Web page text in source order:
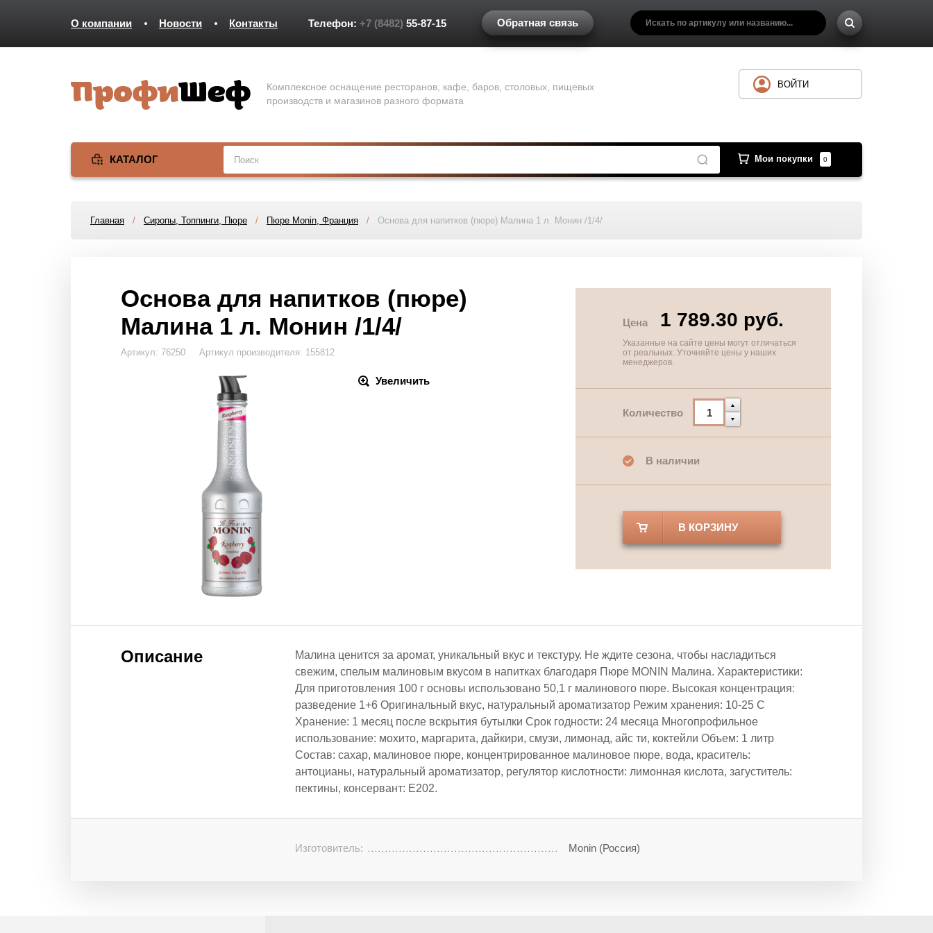
О компании Новости Контакты Телефон: +7 (8482) 55-87-15 Обратная связь
Комплексное оснащение ресторанов, кафе, баров, столовых, пищевых
производств и магазинов разного формата
КАТАЛОГ Мои покупки 0
ВОЙТИ
Главная / Сиропы, Топпинги, Пюре / Пюре Monin, Франция / Основа для напитков (пюре) Малина 1 л. Монин /1/4/
Основа для напитков (пюре)
Малина 1 л. Монин /1/4/
Артикул: 76250 Артикул производителя: 155812
Увеличить
Цена 1 789.30 руб.
Указанные на сайте цены могут отличаться
от реальных. Уточняйте цены у наших
менеджеров.
Количество
В наличии
В КОРЗИНУ
Описание
Малина ценится за аромат, уникальный вкус и текстуру. Не ждите сезона, чтобы насладиться
свежим, спелым малиновым вкусом в напитках благодаря Пюре MONIN Малина. Характеристики:
Для приготовления 100 г основы использовано 50,1 г малинового пюре. Высокая концентрация:
разведение 1+6 Оригинальный вкус, натуральный ароматизатор Режим хранения: 10-25 С
Хранение: 1 месяц после вскрытия бутылки Срок годности: 24 месяца Многопрофильное
использование: мохито, маргарита, дайкири, смузи, лимонад, айс ти, коктейли Объем: 1 литр
Состав: сахар, малиновое пюре, концентрированное малиновое пюре, вода, краситель:
антоцианы, натуральный ароматизатор, регулятор кислотности: лимонная кислота, загуститель:
пектины, консервант: Е202.
Изготовитель: Monin (Россия)